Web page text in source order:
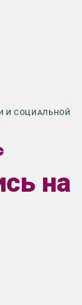
И СОЦИАЛЬНОЙ
на